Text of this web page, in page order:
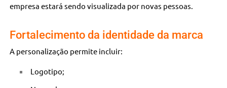
empresa estará sendo visualizada por novas pessoas.
Fortalecimento da identidade da marca
A personalização permite incluir:
Logotipo;